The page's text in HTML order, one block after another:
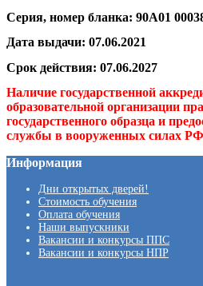
Серия, номер бланка: 90А01
Дата выдачи: 07.06.2021
Срок действия: 07.06.2027
Наличие государственной
образовательной организации
государственного образца и
службы в вооруженных силах
Информация
Дни открытых дверей!
Стоимость обучения
Оплата обучения
Наши выпускники
Вакансии и конкурсы ППС
Вакансии и конкурсы НПР